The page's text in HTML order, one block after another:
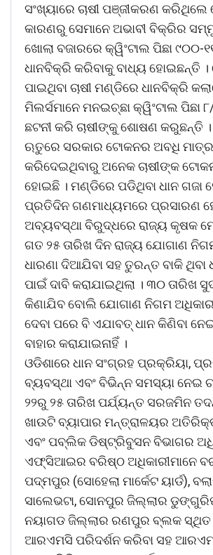
ସଂଖ୍ୟାରେ ଚାଷୀ ପଞ୍ଜୀକରଣ କରିଥିଲେ
କାରଣରୁ ସେମାନେ ଅଭାବୀ ବିକ୍ରିର
ଖୋଲା ବଜାରରେ କ୍ୱିଂଟାଲ ପିଛା ୯୦୦-
ଧାନବିକ୍ରି କରିବାକୁ ବାଧ୍ୟ ହୋଇଛନ୍ତି
ପାଇଥିବା ଚାଷୀ ମଣ୍ଡିରେ ଧାନବିକ୍ରି
ମିଲର୍ସମାନେ ମନଇଚ୍ଛା କ୍ୱିଂଟାଲ ପିଛା
ଛଟନୀ କରି ଚାଷୀଙ୍କୁ ଶୋଷଣ କରୁଛନ୍ତି
ଋତୁରେ ସରକାର ଟୋକନର ଅବଧି ମାତ୍ର
କରିଦେଇଥିବାରୁ ଅନେକ ଚାଷୀଙ୍କ
ହୋଇଛି । ମଣ୍ଡିରେ ପଡିଥିବା ଧାନ ଗଜା
ପ୍ରତିଦିନ ଗଣମାଧ୍ୟମରେ ପ୍ରସାରଣ
ଅବ୍ୟବସ୍ଥା ବିରୁଦ୍ଧରେ ରାଜ୍ୟ କୃଷକ
ଗତ ୨୫ ତାରିଖ ଦିନ ରାଜ୍ୟ ଯୋଗାଣ
ଧାରଣା ଦିଆଯିବା ସହ ତୁରନ୍ତ ବାକି ଥିବା
ପାଇଁ ଦାବି କରାଯାଇଥିଲା । ୩୦ ତାରିଖ
କିଣାଯିବ ବୋଲି ଯୋଗାଣ ନିଗମ
ଦେବା ପରେ ବି ଏଯାବତ୍ ଧାନ କିଣିବା
ବାହାର କରାଯାଇନାହିଁ ।
ଓଡିଶାରେ ଧାନ ସଂଗ୍ରହ ପ୍ରକ୍ରିୟା,
ବ୍ୟବସ୍ଥା ଏବଂ ବିଭିନ୍ନ ସମସ୍ୟା ନେଇ
୨୨ରୁ ୨୫ ତାରିଖ ପର୍ଯ୍ୟନ୍ତ ସରଜମିନ
ଖାଉଟି ବ୍ୟାପାର ମନ୍ତ୍ରାଳୟର
ଏବଂ ପବ୍ଲିକ ଡିଷ୍ଟ୍ରିବୁସନ ବିଭାଗର
ଏଫ୍ସିଆଇର ବରିଷ୍ଠ ଅଧିକାରୀମାନେ
ପଦ୍ମପୁର (ସୋହେଲା ମାର୍କେଟ ୟାର୍ଡ),
ସାଲେଭଟା, ସୋନପୁର ଜିଲ୍ଲାର
ନୟାଗଡ ଜିଲ୍ଲାର ରଣପୁର ବ୍ଲକ ସ୍ଥିତ
ଆରଏମସି ପରିଦର୍ଶନ କରିବା ସହ